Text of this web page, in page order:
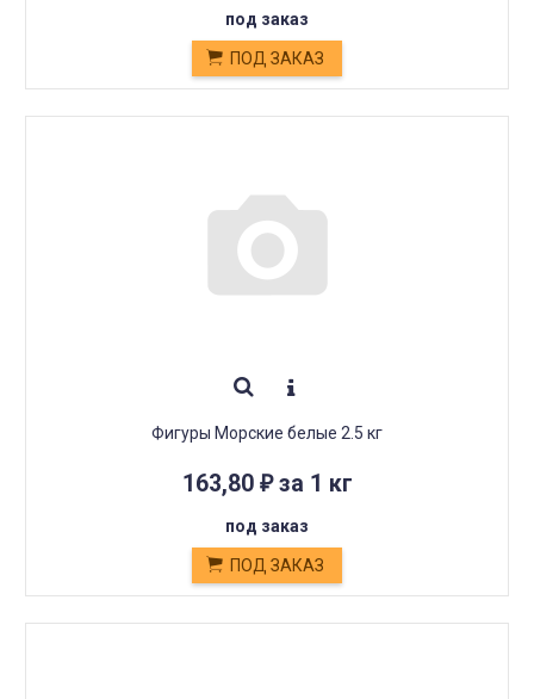
под заказ
ПОД ЗАКАЗ
Фигуры Морские белые 2.5 кг
163,80 ₽за 1 кг
под заказ
ПОД ЗАКАЗ